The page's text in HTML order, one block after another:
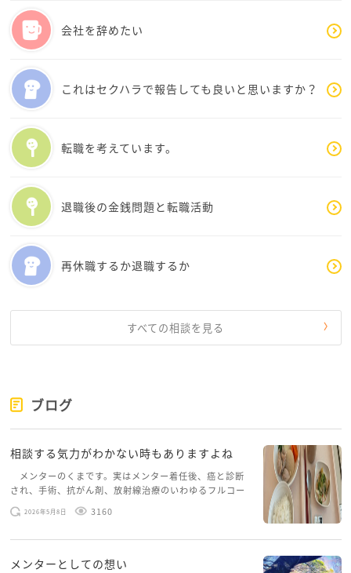
いう規程があるはずです)
退職を勧告すれば、辞める事はできます。
いまの仕事や職場から逃げたいのではなく
ご自身が何をやりたいのか？
これを、一度全てを取っ払って考えてみると良いでし
暑い時期です。
でも、その出来事はその人を形作る上での一つにすぎ
ませんし、ミスに至っては時間が経過したり、しっか
ミスを全くしない人間はいないです、その後にうまく
処理をできるか、と、気持ちをしっかり切り替えられ
頑張ってこられたももりんさんですしまだお若いで
す。人生全体に失望する必要はないですよ。
ももりんさんは趣味はおありでしょうか。推し活で
も、食べ歩きでも、美術館巡りでもお好きな事なんで
もいいです。
気持ちをスパッとオフにできるような、切り替えられ
る趣味があると楽しいですよね。
則れば誰でもできる、当然の権利です。
いつでも辞めてやる、くらいのお気持ちでいていいん
するかなど、しっかり下調べや準備はされた方がいい
と思います。
学生だった頃にやりたかった事、今やりたいこと、今
の自分に合っていてできそうな事は本当は何だろう？
色々考えてみると、見えてくる道があるかもしれない
ですね。
会社を辞めたい
これはセクハラで報告しても良いと思いますか？
転職を考えています。
退職後の金銭問題と転職活動
再休職するか退職するか
すべての相談を見る
ブログ
相談する気力がわかない時もありますよね
メンターのくまです。実はメンター着任後、癌と診断
され、手術、抗がん剤、放射線治療のいわゆるフルコー
スを体験していて、しばらくメンターカフェに来られて
いませんでした。体力だけでなく、気力も落ちパソコン
2026年5月8日 3160
メンターとしての想い